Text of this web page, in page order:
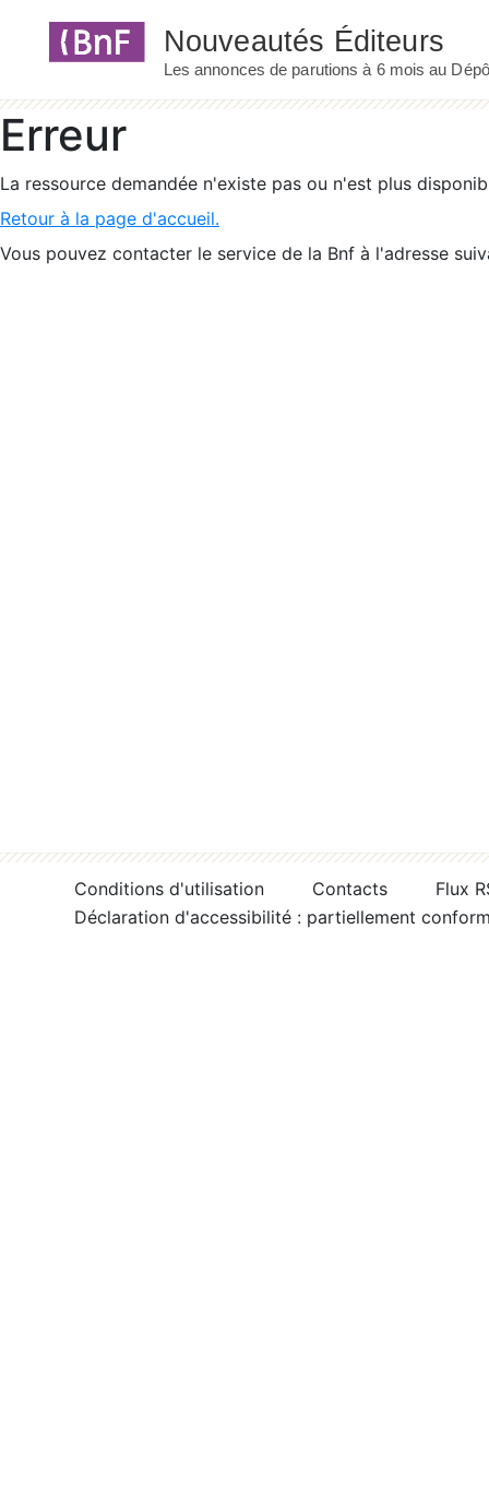
Erreur
La ressource demandée n'existe pas ou n'est plus
Retour à la page d'accueil.
Vous pouvez contacter le service de la Bnf à l'adresse
Conditions d'utilisation Contacts
Flux
Déclaration d'accessibilité : partiellement